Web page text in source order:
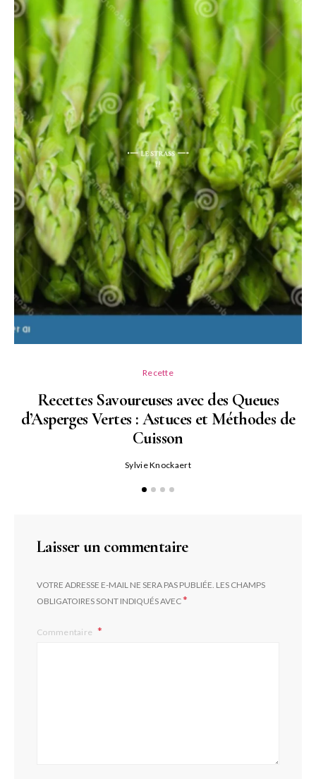
Recette
Recettes Savoureuses avec des Queues
d’Asperges Vertes : Astuces et Méthodes de
Cuisson
Sylvie Knockaert
Laisser un commentaire
VOTRE ADRESSE E-MAIL NE SERA PAS PUBLIÉE. LES CHAMPS
OBLIGATOIRES SONT INDIQUÉS AVEC*
Commentaire